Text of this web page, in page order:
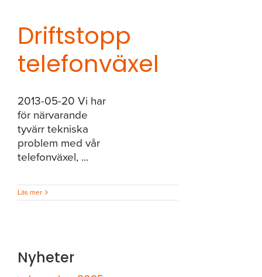
Driftstopp
telefonväxel
2013-05-20 Vi har
för närvarande
tyvärr tekniska
problem med vår
telefonväxel, ...
Läs mer
Nyheter